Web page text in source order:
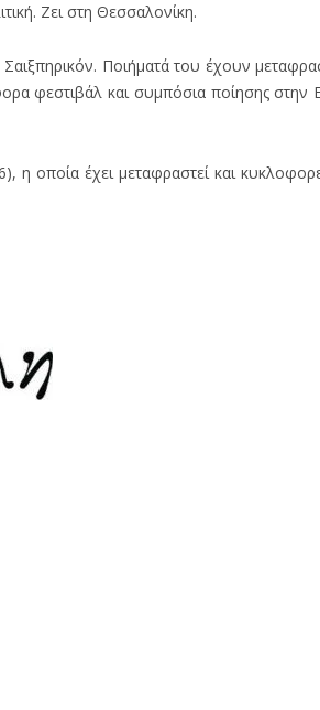
Ζει στη Θεσσαλονίκη.
Ποιήματά του έχουν
φεστιβάλ και συμπόσια ποίησης στην
η οποία έχει μεταφραστεί και